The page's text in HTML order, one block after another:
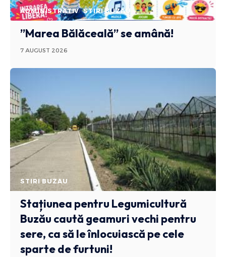
ADMINISTRATIV STIRI BUZAU
”Marea Bălăceală” se amână!
7 AUGUST 2026
STIRI BUZAU
Stațiunea pentru Legumicultură
Buzău caută geamuri vechi pentru
sere, ca să le înlocuiască pe cele
sparte de furtuni!